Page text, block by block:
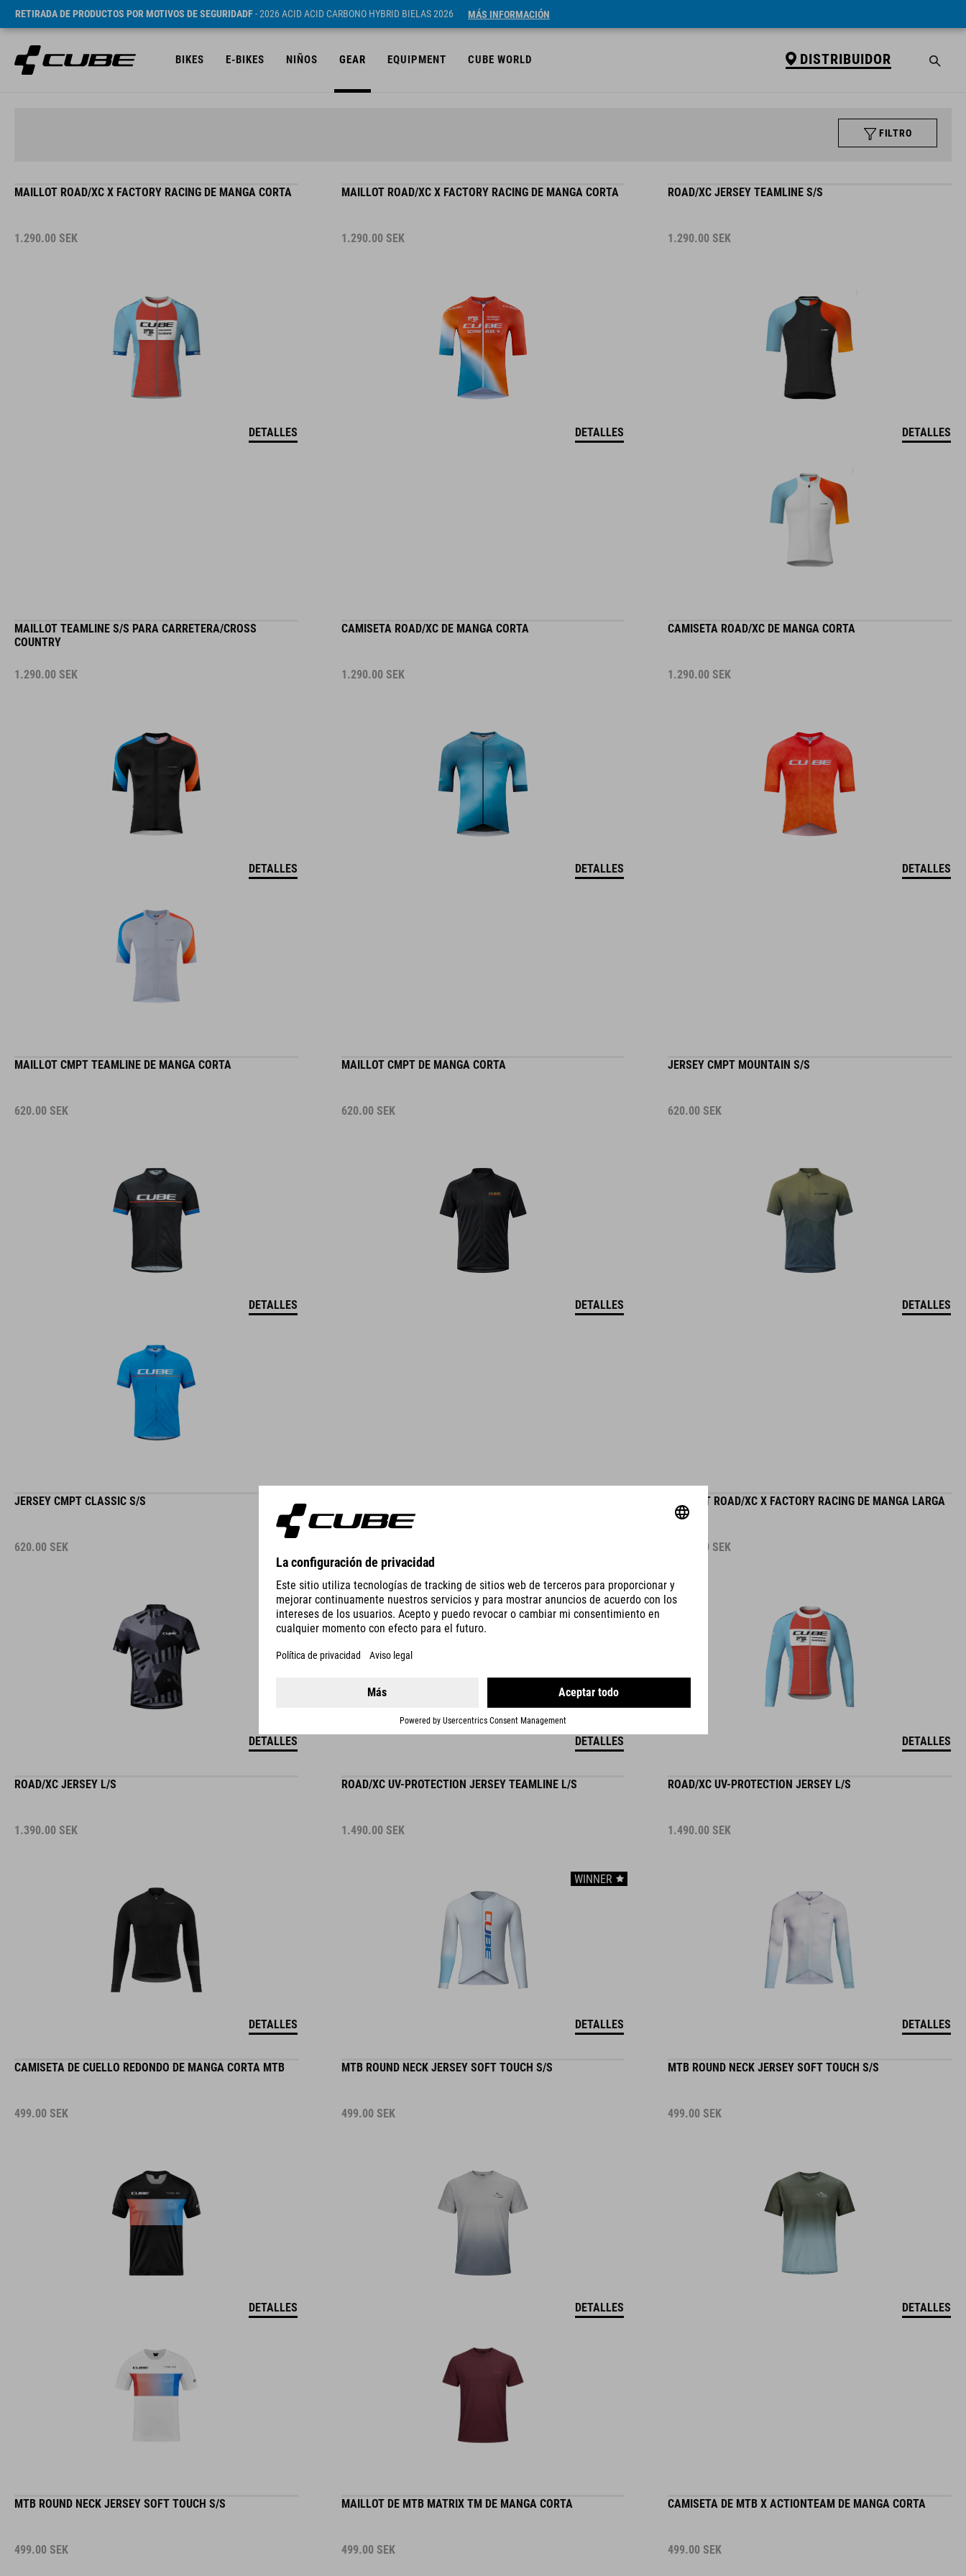
RETIRADA DE PRODUCTOS POR MOTIVOS DE SEGURIDADF- 2026 ACID ACID CARBONO HYBRID BIELAS 2026 MÁS INFORMACIÓN
BIKES E-BIKES NIÑOS GEAR EQUIPMENT CUBE WORLD DISTRIBUIDOR
FILTRO
MAILLOT ROAD/XC X FACTORY RACING DE MANGA CORTA
1.290.00 SEK
DETALLES
MAILLOT ROAD/XC X FACTORY RACING DE MANGA CORTA
1.290.00 SEK
DETALLES
ROAD/XC JERSEY TEAMLINE S/S
1.290.00 SEK
DETALLES
MAILLOT TEAMLINE S/S PARA CARRETERA/CROSS
COUNTRY
1.290.00 SEK
DETALLES
CAMISETA ROAD/XC DE MANGA CORTA
1.290.00 SEK
DETALLES
CAMISETA ROAD/XC DE MANGA CORTA
1.290.00 SEK
DETALLES
MAILLOT CMPT TEAMLINE DE MANGA CORTA
620.00 SEK
DETALLES
MAILLOT CMPT DE MANGA CORTA
620.00 SEK
DETALLES
JERSEY CMPT MOUNTAIN S/S
620.00 SEK
DETALLES
JERSEY CMPT CLASSIC S/S
620.00 SEK
DETALLES DETALLES
MAILLOT ROAD/XC X FACTORY RACING DE MANGA LARGA
1.390.00 SEK
DETALLES
ROAD/XC JERSEY L/S
1.390.00 SEK
DETALLES
ROAD/XC UV-PROTECTION JERSEY TEAMLINE L/S
1.490.00 SEK
WINNER
DETALLES
ROAD/XC UV-PROTECTION JERSEY L/S
1.490.00 SEK
DETALLES
CAMISETA DE CUELLO REDONDO DE MANGA CORTA MTB
499.00 SEK
DETALLES
MTB ROUND NECK JERSEY SOFT TOUCH S/S
499.00 SEK
DETALLES
MTB ROUND NECK JERSEY SOFT TOUCH S/S
499.00 SEK
DETALLES
MTB ROUND NECK JERSEY SOFT TOUCH S/S
499.00 SEK
MAILLOT DE MTB MATRIX TM DE MANGA CORTA
499.00 SEK
CAMISETA DE MTB X ACTIONTEAM DE MANGA CORTA
499.00 SEK